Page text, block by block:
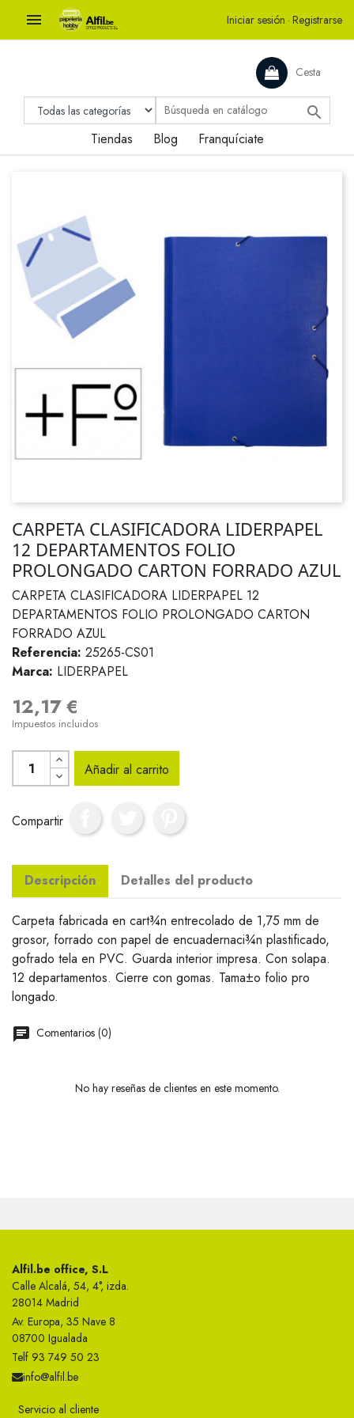
 Iniciar sesión · Registrarse
Cesta

Tiendas Blog Franquíciate
CARPETA CLASIFICADORA LIDERPAPEL
12 DEPARTAMENTOS FOLIO
PROLONGADO CARTON FORRADO AZUL
CARPETA CLASIFICADORA LIDERPAPEL 12
DEPARTAMENTOS FOLIO PROLONGADO CARTON
FORRADO AZUL
Referencia: 25265-CS01
Marca: LIDERPAPEL
12,17 €
Impuestos incluidos
Añadir al carrito
Compartir
Descripción Detalles del producto
Carpeta fabricada en cart¾n entrecolado de 1,75 mm de
grosor, forrado con papel de encuadernaci¾n plastificado,
gofrado tela en PVC. Guarda interior impresa. Con solapa.
12 departamentos. Cierre con gomas. Tama±o folio pro
longado.
Comentarios (0)
No hay reseñas de clientes en este momento.
Alfil.be office, S.L
Calle Alcalá, 54, 4°, izda.
28014 Madrid
Av. Europa, 35 Nave 8
08700 Igualada
Telf 93 749 50 23
info@alfil.be
Servicio al cliente